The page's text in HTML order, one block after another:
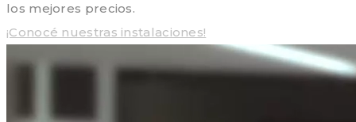
los mejores precios.
¡Conocé nuestras instalaciones!